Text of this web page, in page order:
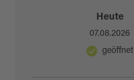
Heute
07.08.2026
geöffnet